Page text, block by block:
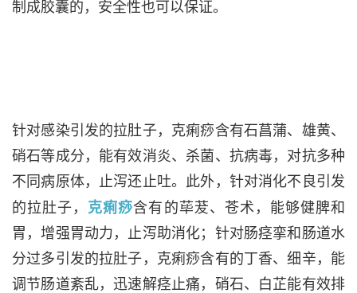
制成胶囊的，安全性也可以保证。
针对感染引发的拉肚子，克痢痧含有石菖蒲、雄黄、
硝石等成分，能有效消炎、杀菌、抗病毒，对抗多种
不同病原体，止泻还止吐。此外，针对消化不良引发
的拉肚子， 克痢痧含有的荜茇、苍术，能够健脾和
胃，增强胃动力，止泻助消化；针对肠痉挛和肠道水
分过多引发的拉肚子，克痢痧含有的丁香、细辛，能
调节肠道紊乱，迅速解痉止痛，硝石、白芷能有效排